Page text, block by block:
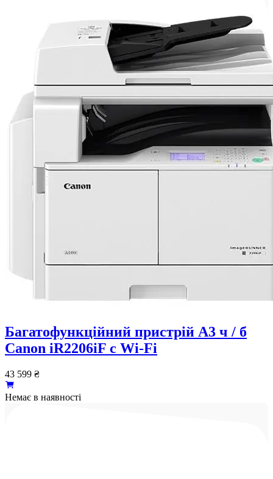
Багатофункційний пристрій А3 ч / б
Canon iR2206iF c Wi-Fi
43 599 ₴
Немає в наявності